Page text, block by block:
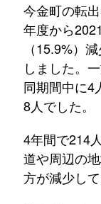
今金町の転
年度から
（15.9%）
しました。
同期間中に4
8人でした。
4年間で214
道や周辺の
方が減少し